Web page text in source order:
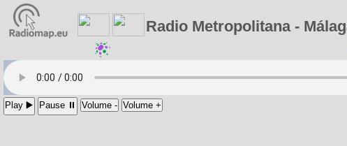
Radio Metropolitana -
Play ▶️ Pause ⏸ Volume - Volume +